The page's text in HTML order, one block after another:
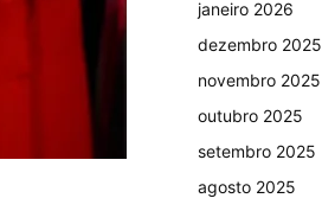
janeiro 2026
dezembro 2025
novembro 2025
outubro 2025
setembro 2025
agosto 2025